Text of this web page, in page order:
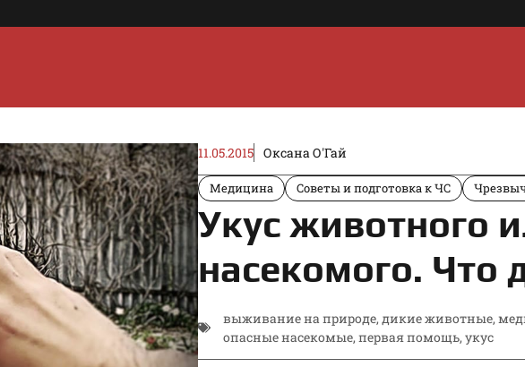
11.05.2015 Оксана О'Гай
Медицина Советы и подготовка к ЧС
Укус животного
насекомого. Что
выживание на природе, дикие животные,
опасные насекомые, первая помощь, укус